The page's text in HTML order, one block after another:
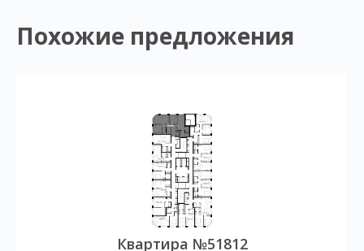
Похожие предложения
Квартира №51812